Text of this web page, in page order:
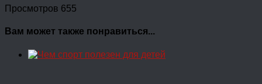
Просмотров 655
Вам может также понравиться...